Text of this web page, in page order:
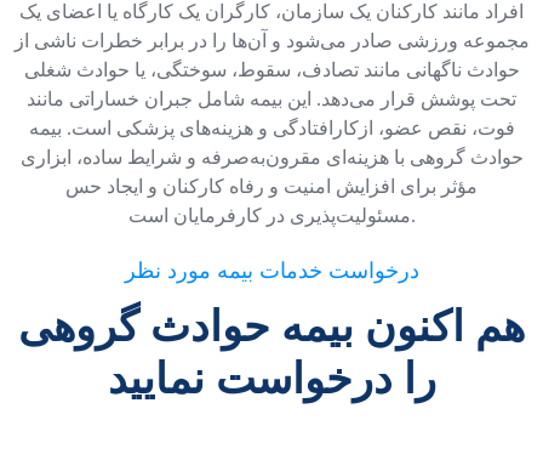
افراد مانند کارکنان یک سازمان، کارگران یک کارگاه یا اعضای یک
مجموعه ورزشی صادر می‌شود و آن‌ها را در برابر خطرات ناشی از
حوادث ناگهانی مانند تصادف، سقوط، سوختگی، یا حوادث شغلی
تحت پوشش قرار می‌دهد. این بیمه شامل جبران خساراتی مانند
فوت، نقص عضو، ازکارافتادگی و هزینه‌های پزشکی است. بیمه
حوادث گروهی با هزینه‌ای مقرون‌به‌صرفه و شرایط ساده، ابزاری
مؤثر برای افزایش امنیت و رفاه کارکنان و ایجاد حس
مسئولیت‌پذیری در کارفرمایان است.
درخواست خدمات بیمه مورد نظر
هم اکنون بیمه حوادث گروهی
را درخواست نمایید